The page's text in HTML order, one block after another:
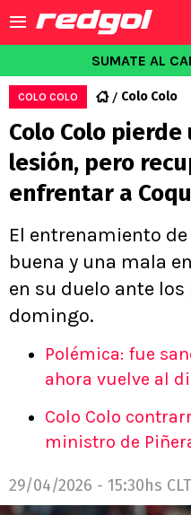
SUMATE AL
COLO COLO Colo Colo
Colo Colo
lesión, pero
enfrentar a
El entrenamiento
buena y una mala
en su duelo ante
domingo.
Polémica: fue
ahora vuelve al
Colo Colo
ministro de
29/04/2026 - 15:30hs CLT